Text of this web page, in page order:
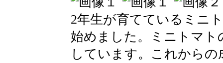
2年生が育てているミニ
始めました。ミニトマト
しています。これから